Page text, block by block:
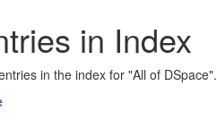
in Index
in the index for "All of DSpace".